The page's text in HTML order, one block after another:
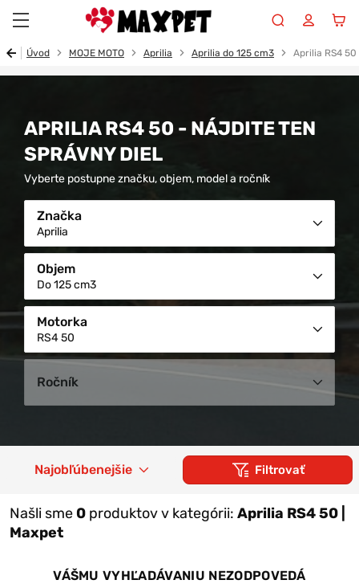
Úvod MOJE MOTO Aprilia Aprilia do 125 cm3 Aprilia RS4 50
APRILIA RS4 50 - NÁJDITE TEN
SPRÁVNY DIEL
Vyberte postupne značku, objem, model a ročník
Značka
Aprilia
Objem
Do 125 cm3
Motorka
RS4 50
Ročník
Filtrovať
Našli sme 0 produktov v kategórii: Aprilia RS4 50 |
Maxpet
Najobľúbenejšie
VÁŠMU VYHĽADÁVANIU NEZODPOVEDÁ